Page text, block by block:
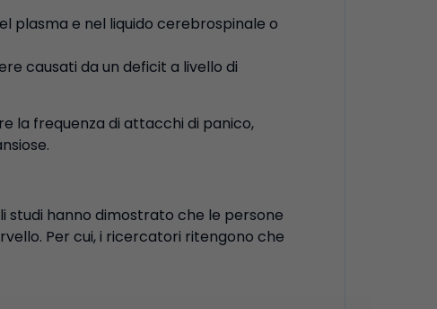
plasma e nel liquido cerebrospinale o
causati da un deficit a livello di
la frequenza di attacchi di panico,
studi hanno dimostrato che le persone
Per cui, i ricercatori ritengono che